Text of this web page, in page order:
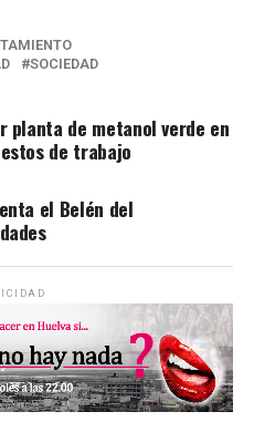
SOCIEDAD
planta de metanol verde en
de trabajo
el Belén del